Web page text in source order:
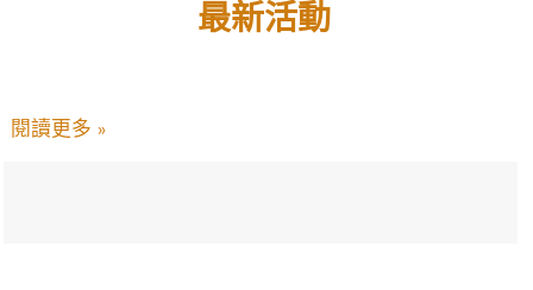
最新活動
閱讀更多 »